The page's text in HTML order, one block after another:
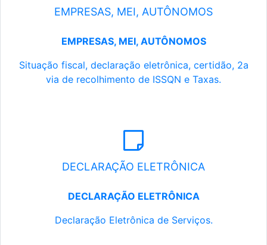
EMPRESAS, MEI, AUTÔNOMOS
EMPRESAS, MEI, AUTÔNOMOS
Situação fiscal, declaração eletrônica, certidão, 2a
via de recolhimento de ISSQN e Taxas.
DECLARAÇÃO ELETRÔNICA
DECLARAÇÃO ELETRÔNICA
Declaração Eletrônica de Serviços.